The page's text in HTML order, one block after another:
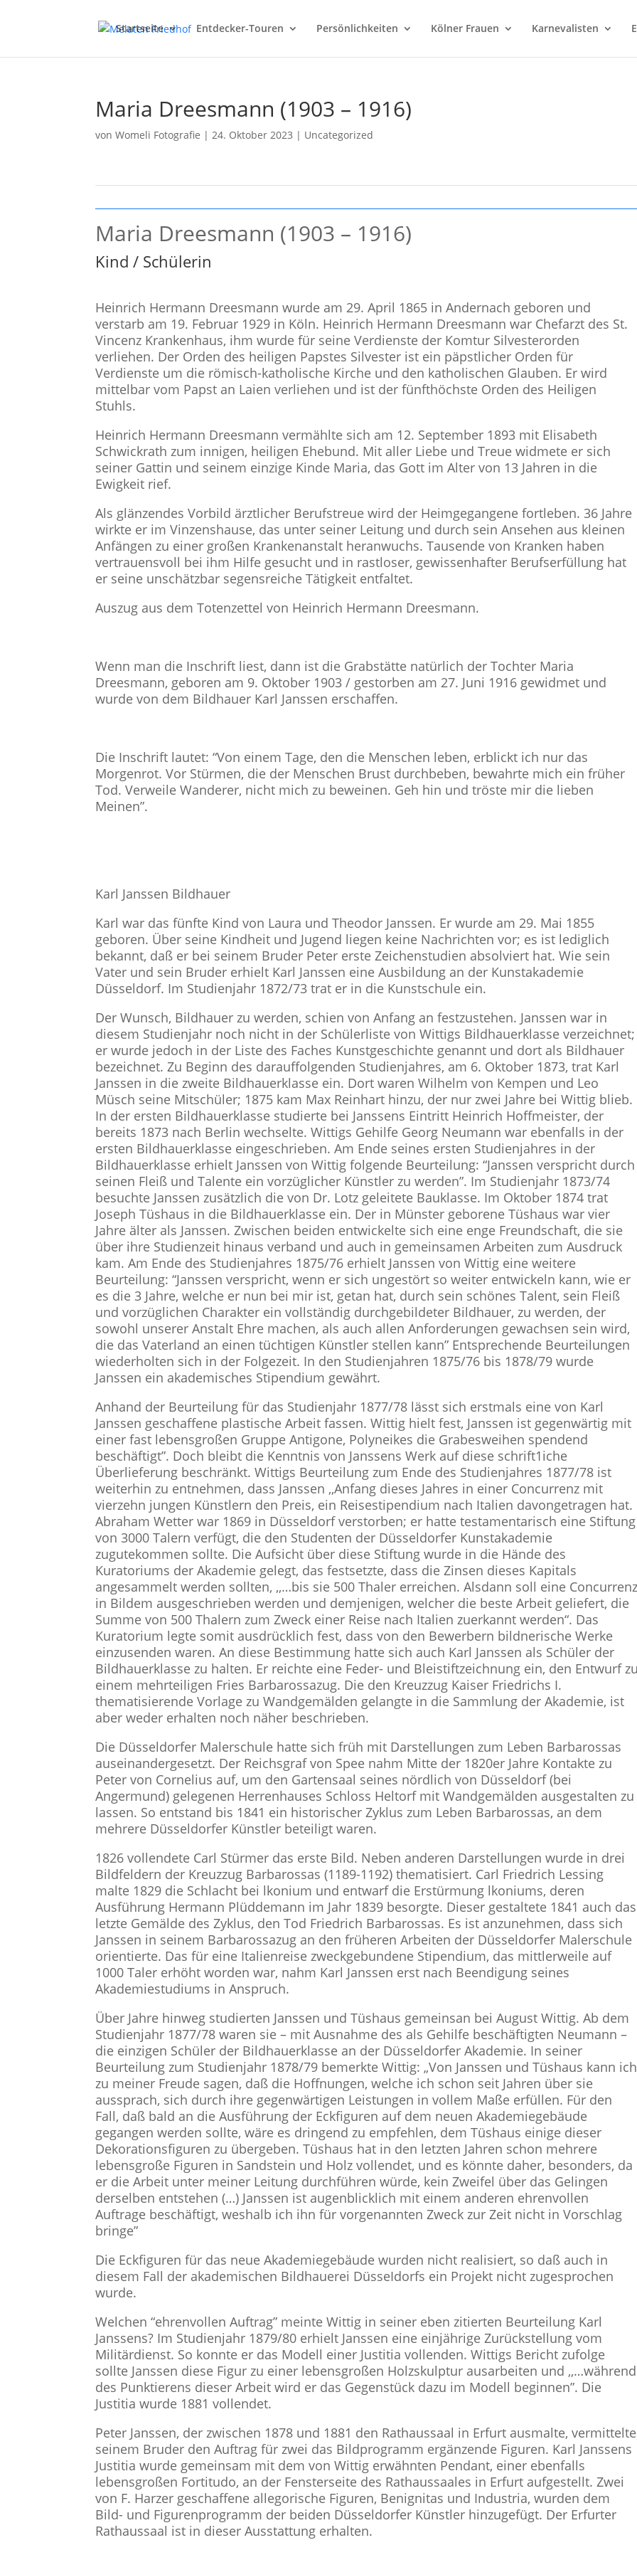
Startseite Entdecker-Touren Persönlichkeiten Kölner Frauen Karnevalisten
Maria Dreesmann (1903 – 1916)
vonWomeli Fotografie |24. Oktober 2023 | Uncategorized
Maria Dreesmann (1903 – 1916)
Kind / Schülerin
Heinrich Hermann Dreesmann wurde am 29. April 1865 in Andernach geboren und
verstarb am 19. Februar 1929 in Köln. Heinrich Hermann Dreesmann war Chefarzt des St.
Vincenz Krankenhaus, ihm wurde für seine Verdienste der Komtur Silvesterorden
verliehen. Der Orden des heiligen Papstes Silvester ist ein päpstlicher Orden für
Verdienste um die römisch-katholische Kirche und den katholischen Glauben. Er wird
mittelbar vom Papst an Laien verliehen und ist der fünfthöchste Orden des Heiligen
Stuhls.
Heinrich Hermann Dreesmann vermählte sich am 12. September 1893 mit Elisabeth
Schwickrath zum innigen, heiligen Ehebund. Mit aller Liebe und Treue widmete er sich
seiner Gattin und seinem einzige Kinde Maria, das Gott im Alter von 13 Jahren in die
Ewigkeit rief.
Als glänzendes Vorbild ärztlicher Berufstreue wird der Heimgegangene fortleben. 36 Jahre
wirkte er im Vinzenshause, das unter seiner Leitung und durch sein Ansehen aus kleinen
Anfängen zu einer großen Krankenanstalt heranwuchs. Tausende von Kranken haben
vertrauensvoll bei ihm Hilfe gesucht und in rastloser, gewissenhafter Berufserfüllung hat
er seine unschätzbar segensreiche Tätigkeit entfaltet.
Auszug aus dem Totenzettel von Heinrich Hermann Dreesmann.
Wenn man die Inschrift liest, dann ist die Grabstätte natürlich der Tochter Maria
Dreesmann, geboren am 9. Oktober 1903 / gestorben am 27. Juni 1916 gewidmet und
wurde von dem Bildhauer Karl Janssen erschaffen.
Die Inschrift lautet: “Von einem Tage, den die Menschen leben, erblickt ich nur das
Morgenrot. Vor Stürmen, die der Menschen Brust durchbeben, bewahrte mich ein früher
Tod. Verweile Wanderer, nicht mich zu beweinen. Geh hin und tröste mir die lieben
Meinen”.
Karl Janssen Bildhauer
Karl war das fünfte Kind von Laura und Theodor Janssen. Er wurde am 29. Mai 1855
geboren. Über seine Kindheit und Jugend liegen keine Nachrichten vor; es ist lediglich
bekannt, daß er bei seinem Bruder Peter erste Zeichenstudien absolviert hat. Wie sein
Vater und sein Bruder erhielt Karl Janssen eine Ausbildung an der Kunstakademie
Düsseldorf. Im Studienjahr 1872/73 trat er in die Kunstschule ein.
Der Wunsch, Bildhauer zu werden, schien von Anfang an festzustehen. Janssen war in
diesem Studienjahr noch nicht in der Schülerliste von Wittigs Bildhauerklasse verzeichnet;
er wurde jedoch in der Liste des Faches Kunstgeschichte genannt und dort als Bildhauer
bezeichnet. Zu Beginn des darauffolgenden Studienjahres, am 6. Oktober 1873, trat Karl
Janssen in die zweite Bildhauerklasse ein. Dort waren Wilhelm von Kempen und Leo
Müsch seine Mitschüler; 1875 kam Max Reinhart hinzu, der nur zwei Jahre bei Wittig blieb.
In der ersten Bildhauerklasse studierte bei Janssens Eintritt Heinrich Hoffmeister, der
bereits 1873 nach Berlin wechselte. Wittigs Gehilfe Georg Neumann war ebenfalls in der
ersten Bildhauerklasse eingeschrieben. Am Ende seines ersten Studienjahres in der
Bildhauerklasse erhielt Janssen von Wittig folgende Beurteilung: “Janssen verspricht durch
seinen Fleiß und Talente ein vorzüglicher Künstler zu werden”. Im Studienjahr 1873/74
besuchte Janssen zusätzlich die von Dr. Lotz geleitete Bauklasse. Im Oktober 1874 trat
Joseph Tüshaus in die Bildhauerklasse ein. Der in Münster geborene Tüshaus war vier
Jahre älter als Janssen. Zwischen beiden entwickelte sich eine enge Freundschaft, die sie
über ihre Studienzeit hinaus verband und auch in gemeinsamen Arbeiten zum Ausdruck
kam. Am Ende des Studienjahres 1875/76 erhielt Janssen von Wittig eine weitere
Beurteilung: “Janssen verspricht, wenn er sich ungestört so weiter entwickeln kann, wie er
es die 3 Jahre, welche er nun bei mir ist, getan hat, durch sein schönes Talent, sein Fleiß
und vorzüglichen Charakter ein vollständig durchgebildeter Bildhauer, zu werden, der
sowohl unserer Anstalt Ehre machen, als auch allen Anforderungen gewachsen sein wird,
die das Vaterland an einen tüchtigen Künstler stellen kann” Entsprechende Beurteilungen
wiederholten sich in der Folgezeit. In den Studienjahren 1875/76 bis 1878/79 wurde
Janssen ein akademisches Stipendium gewährt.
Anhand der Beurteilung für das Studienjahr 1877/78 lässt sich erstmals eine von Karl
Janssen geschaffene plastische Arbeit fassen. Wittig hielt fest, Janssen ist gegenwärtig mit
einer fast lebensgroßen Gruppe Antigone, Polyneikes die Grabesweihen spendend
beschäftigt”. Doch bleibt die Kenntnis von Janssens Werk auf diese schrift1iche
Überlieferung beschränkt. Wittigs Beurteilung zum Ende des Studienjahres 1877/78 ist
weiterhin zu entnehmen, dass Janssen ,,Anfang dieses Jahres in einer Concurrenz mit
vierzehn jungen Künstlern den Preis, ein Reisestipendium nach Italien davongetragen hat.
Abraham Wetter war 1869 in Düsseldorf verstorben; er hatte testamentarisch eine Stiftung
von 3000 Talern verfügt, die den Studenten der Düsseldorfer Kunstakademie
zugutekommen sollte. Die Aufsicht über diese Stiftung wurde in die Hände des
Kuratoriums der Akademie gelegt, das festsetzte, dass die Zinsen dieses Kapitals
angesammelt werden sollten, ,,…bis sie 500 Thaler erreichen. Alsdann soll eine
in Bildem ausgeschrieben werden und demjenigen, welcher die beste Arbeit geliefert, die
Summe von 500 Thalern zum Zweck einer Reise nach Italien zuerkannt werden“. Das
Kuratorium legte somit ausdrücklich fest, dass von den Bewerbern bildnerische Werke
einzusenden waren. An diese Bestimmung hatte sich auch Karl Janssen als Schüler der
Bildhauerklasse zu halten. Er reichte eine Feder- und Bleistiftzeichnung ein, den Entwurf
einem mehrteiligen Fries Barbarossazug. Die den Kreuzzug Kaiser Friedrichs I.
thematisierende Vorlage zu Wandgemälden gelangte in die Sammlung der Akademie, ist
aber weder erhalten noch näher beschrieben.
Die Düsseldorfer Malerschule hatte sich früh mit Darstellungen zum Leben Barbarossas
auseinandergesetzt. Der Reichsgraf von Spee nahm Mitte der 1820er Jahre Kontakte zu
Peter von Cornelius auf, um den Gartensaal seines nördlich von Düsseldorf (bei
Angermund) gelegenen Herrenhauses Schloss Heltorf mit Wandgemälden ausgestalten zu
lassen. So entstand bis 1841 ein historischer Zyklus zum Leben Barbarossas, an dem
mehrere Düsseldorfer Künstler beteiligt waren.
1826 vollendete Carl Stürmer das erste Bild. Neben anderen Darstellungen wurde in drei
Bildfeldern der Kreuzzug Barbarossas (1189-1192) thematisiert. Carl Friedrich Lessing
malte 1829 die Schlacht bei lkonium und entwarf die Erstürmung lkoniums, deren
Ausführung Hermann Plüddemann im Jahr 1839 besorgte. Dieser gestaltete 1841 auch das
letzte Gemälde des Zyklus, den Tod Friedrich Barbarossas. Es ist anzunehmen, dass sich
Janssen in seinem Barbarossazug an den früheren Arbeiten der Düsseldorfer Malerschule
orientierte. Das für eine Italienreise zweckgebundene Stipendium, das mittlerweile auf
1000 Taler erhöht worden war, nahm Karl Janssen erst nach Beendigung seines
Akademiestudiums in Anspruch.
Über Jahre hinweg studierten Janssen und Tüshaus gemeinsan bei August Wittig. Ab dem
Studienjahr 1877/78 waren sie – mit Ausnahme des als Gehilfe beschäftigten Neumann –
die einzigen Schüler der Bildhauerklasse an der Düsseldorfer Akademie. In seiner
Beurteilung zum Studienjahr 1878/79 bemerkte Wittig: „Von Janssen und Tüshaus kann ich
zu meiner Freude sagen, daß die Hoffnungen, welche ich schon seit Jahren über sie
aussprach, sich durch ihre gegenwärtigen Leistungen in vollem Maße erfüllen. Für den
Fall, daß bald an die Ausführung der Eckfiguren auf dem neuen Akademiegebäude
gegangen werden sollte, wäre es dringend zu empfehlen, dem Tüshaus einige dieser
Dekorationsfiguren zu übergeben. Tüshaus hat in den letzten Jahren schon mehrere
lebensgroße Figuren in Sandstein und Holz vollendet, und es könnte daher, besonders, da
er die Arbeit unter meiner Leitung durchführen würde, kein Zweifel über das Gelingen
derselben entstehen (…) Janssen ist augenblicklich mit einem anderen ehrenvollen
Auftrage beschäftigt, weshalb ich ihn für vorgenannten Zweck zur Zeit nicht in Vorschlag
bringe”
Die Eckfiguren für das neue Akademiegebäude wurden nicht realisiert, so daß auch in
diesem Fall der akademischen Bildhauerei DüsseIdorfs ein Projekt nicht zugesprochen
wurde.
Welchen “ehrenvollen Auftrag” meinte Wittig in seiner eben zitierten Beurteilung Karl
Janssens? Im Studienjahr 1879/80 erhielt Janssen eine einjährige Zurückstellung vom
Militärdienst. So konnte er das Modell einer Justitia vollenden. Wittigs Bericht zufolge
sollte Janssen diese Figur zu einer lebensgroßen Holzskulptur ausarbeiten und ,,…während
des Punktierens dieser Arbeit wird er das Gegenstück dazu im Modell beginnen”. Die
Justitia wurde 1881 vollendet.
Peter Janssen, der zwischen 1878 und 1881 den Rathaussaal in Erfurt ausmalte, vermittelte
seinem Bruder den Auftrag für zwei das Bildprogramm ergänzende Figuren. Karl Janssens
Justitia wurde gemeinsam mit dem von Wittig erwähnten Pendant, einer ebenfalls
lebensgroßen Fortitudo, an der Fensterseite des Rathaussaales in Erfurt aufgestellt. Zwei
von F. Harzer geschaffene allegorische Figuren, Benignitas und Industria, wurden dem
Bild- und Figurenprogramm der beiden Düsseldorfer Künstler hinzugefügt. Der Erfurter
Rathaussaal ist in dieser Ausstattung erhalten.